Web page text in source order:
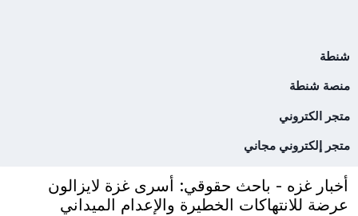
شنطة
منصة شنطة
متجر الكتروني
متجر إلكتروني مجاني
أخبار غزه - باحث حقوقي: أسرى غزة لايزالون
عرضة للانتهاكات الخطيرة والإعدام الميداني